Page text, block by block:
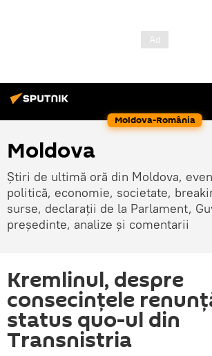
Moldova-România
Moldova
Știri de ultimă oră din Moldova,
politică, economie, societate,
surse, declarații de la Parlament,
președinte, analize și comentarii
Kremlinul, despre
consecințele
status quo-ul din
Transnistria